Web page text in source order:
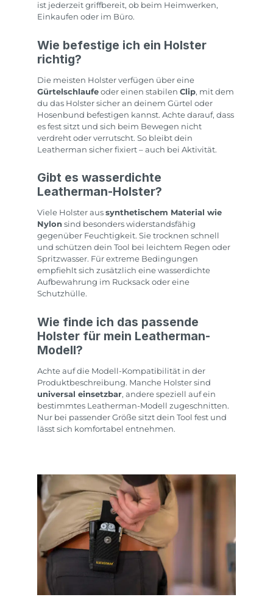
ist jederzeit griffbereit, ob beim Heimwerken,
Einkaufen oder im Büro.
Wie befestige ich ein Holster
richtig?
Die meisten Holster verfügen über eine
Gürtelschlaufe oder einen stabilen Clip, mit dem
du das Holster sicher an deinem Gürtel oder
Hosenbund befestigen kannst. Achte darauf, dass
es fest sitzt und sich beim Bewegen nicht
verdreht oder verrutscht. So bleibt dein
Leatherman sicher fixiert – auch bei Aktivität.
Gibt es wasserdichte
Leatherman-Holster?
Viele Holster aus synthetischem Material wie
Nylon sind besonders widerstandsfähig
gegenüber Feuchtigkeit. Sie trocknen schnell
und schützen dein Tool bei leichtem Regen oder
Spritzwasser. Für extreme Bedingungen
empfiehlt sich zusätzlich eine wasserdichte
Aufbewahrung im Rucksack oder eine
Schutzhülle.
Wie finde ich das passende
Holster für mein Leatherman-
Modell?
Achte auf die Modell-Kompatibilität in der
Produktbeschreibung. Manche Holster sind
universal einsetzbar, andere speziell auf ein
bestimmtes Leatherman-Modell zugeschnitten.
Nur bei passender Größe sitzt dein Tool fest und
lässt sich komfortabel entnehmen.